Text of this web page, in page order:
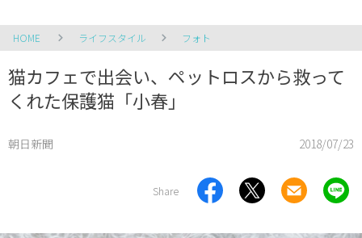
HOME ライフスタイル フォト
猫カフェで出会い、ペットロスから救って
くれた保護猫「小春」
朝日新聞 2018/07/23
Share